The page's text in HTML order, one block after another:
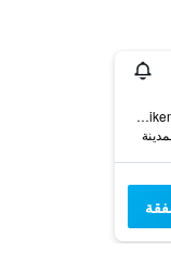
Sayfiye Mah. Namikemal Cad. No:79, Aliağa, تركيا